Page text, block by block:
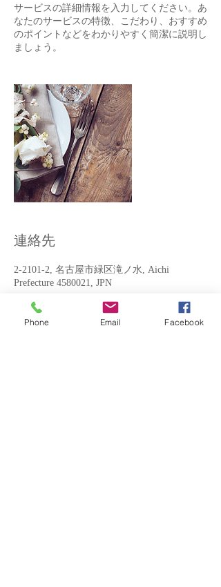
サービスの詳細情報を入力してください。あ
なたのサービスの特徴、こだわり、おすすめ
のポイントなどをわかりやすく簡潔に説明し
ましょう。
連絡先
2-2101-2, 名古屋市緑区滝ノ水, Aichi
Prefecture 4580021, JPN
Phone Email Facebook